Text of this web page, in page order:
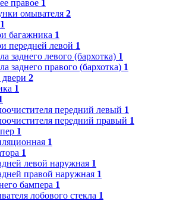
правое 1
омывателя 2
1
багажника 1
передней левой 1
заднего левого (бархотка) 1
заднего правого (бархотка) 1
2
1
передний левый 1
передний правый 1
1
1
1
левой наружная 1
правой наружная 1
бампера 1
лобового стекла 1